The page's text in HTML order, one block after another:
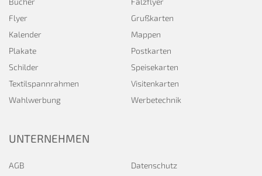
Flyer
Grußkarten
Kalender
Mappen
Plakate
Postkarten
Schilder
Speisekarten
Textilspannrahmen
Visitenkarten
Wahlwerbung
Werbetechnik
UNTERNEHMEN
AGB
Datenschutz